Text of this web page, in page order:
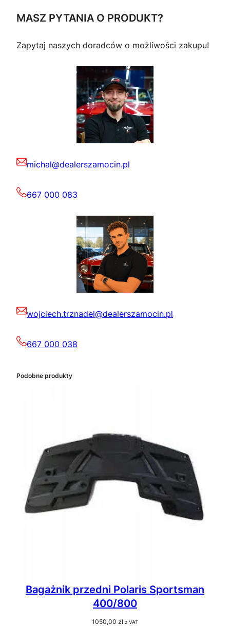
MASZ PYTANIA O PRODUKT?
Zapytaj naszych doradców o możliwości zakupu!
michal@dealerszamocin.pl
667 000 083
wojciech.trznadel@dealerszamocin.pl
667 000 038
Podobne produkty
Bagażnik przedni Polaris Sportsman
400/800
1050,00 zł z VAT